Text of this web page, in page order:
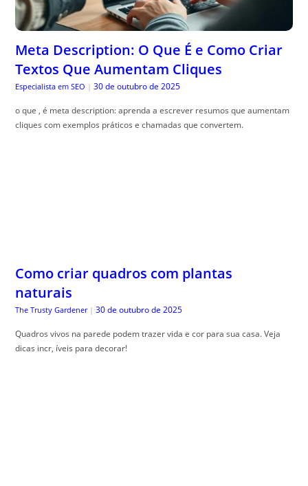
Meta Description: O Que É e Como Criar
Textos Que Aumentam Cliques
Especialista em SEO | 30 de outubro de 2025
o que , é meta description: aprenda a escrever resumos que aumentam
cliques com exemplos práticos e chamadas que convertem.
Como criar quadros com plantas
naturais
The Trusty Gardener | 30 de outubro de 2025
Quadros vivos na parede podem trazer vida e cor para sua casa. Veja
dicas incr, íveis para decorar!